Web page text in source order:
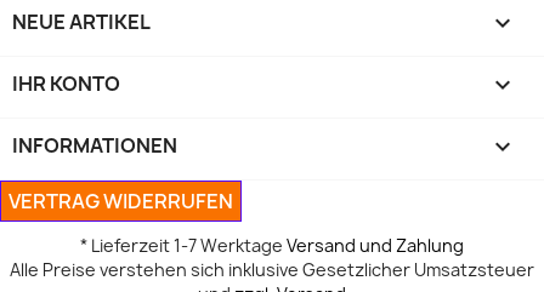
NEUE ARTIKEL 
IHR KONTO 
INFORMATIONEN 
VERTRAG WIDERRUFEN
* Lieferzeit 1-7 Werktage Versand und Zahlung
Alle Preise verstehen sich inklusive Gesetzlicher Umsatzsteuer